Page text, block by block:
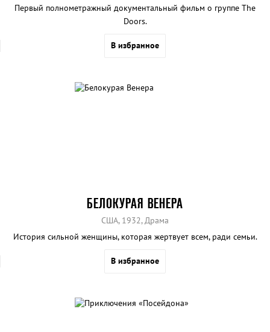
Первый полнометражный документальный фильм о группе The
Doors.
В избранное
БЕЛОКУРАЯ ВЕНЕРА
США, 1932, Драма
История сильной женщины, которая жертвует всем, ради семьи.
В избранное